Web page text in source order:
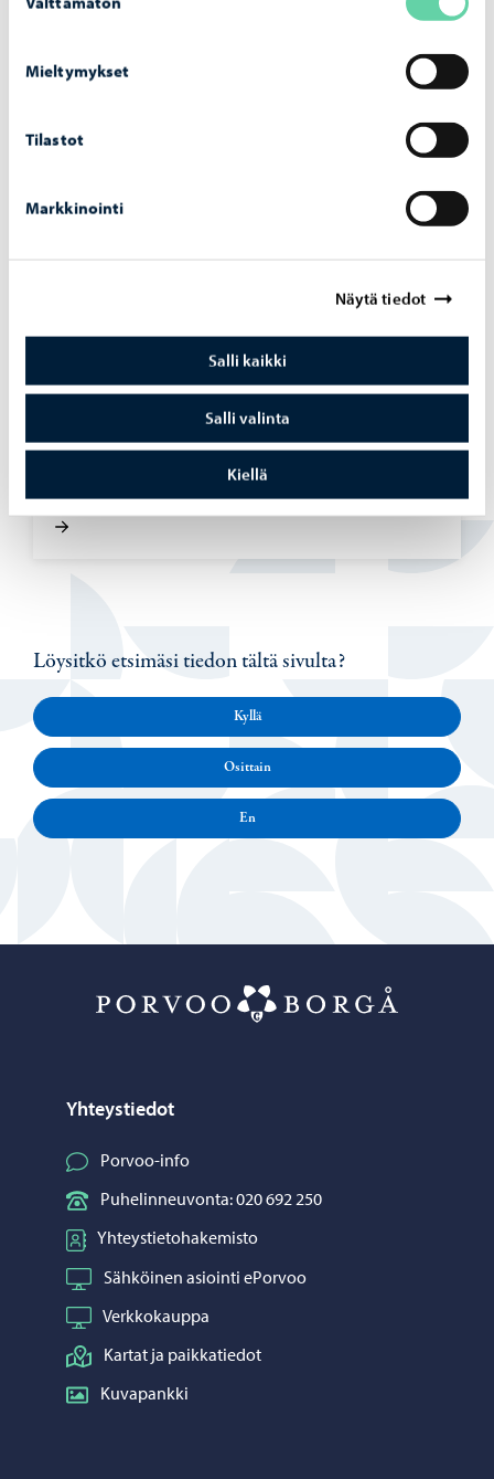
valinta
Mieltymykset
Tilastot
Markkinointi
Näytä tiedot
Salli kaikki
Salli valinta
Kiellä
Aleksanterinkadun silta -03.08.2026
Alek­san­te­rin­ka­dun silta ava­taan lii­ken­teel­le
maa­nan­tai­na 10. elo­kuu­ta
Löysitkö etsimäsi tiedon tältä sivulta?
Kyllä
Osittain
En
Yhteystiedot
Porvoo-info
Puhelinneuvonta: 020 692 250
Yhteystietohakemisto
Sähköinen asiointi ePorvoo
Verkkokauppa
Kartat ja paikkatiedot
Kuvapankki